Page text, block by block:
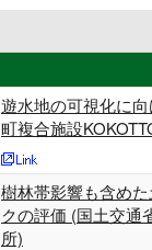
遊水地の可視化に
町複合施設
樹林帯影響も含め
クの評価 (国土交通
所)